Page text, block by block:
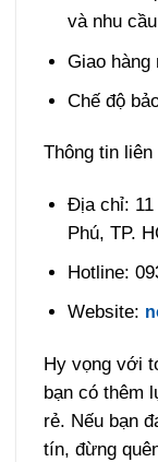
và nhu cầu
Giao hàng
Chế độ
Thông tin liên
Địa chỉ: 11
Phú, TP.
Hotline:
Website:
Hy vọng với
bạn có thêm
rẻ. Nếu bạn
tín, đừng